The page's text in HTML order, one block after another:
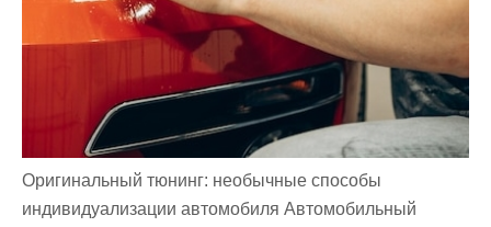
Оригинальный тюнинг: необычные способы
индивидуализации автомобиля Автомобильный